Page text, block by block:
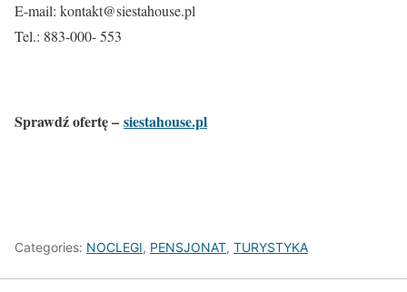
E-mail: kontakt@siestahouse.pl
Tel.: 883-000- 553
Sprawdź ofertę – siestahouse.pl
Categories: NOCLEGI, PENSJONAT, TURYSTYKA